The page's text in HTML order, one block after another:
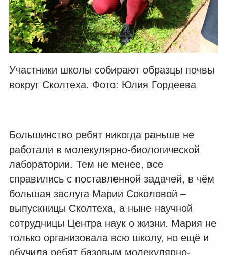
Участники школы собирают образцы почвы
вокруг Сколтеха. Фото: Юлия Гордеева
Большинство ребят никогда раньше не
работали в молекулярно-биологической
лаборатории. Тем не менее, все
справились с поставленной задачей, в чём
большая заслуга Марии Соколовой –
выпускницы Сколтеха, а ныне научной
сотрудницы Центра наук о жизни. Мария не
только организовала всю школу, но ещё и
обучила ребят базовым молекулярно-